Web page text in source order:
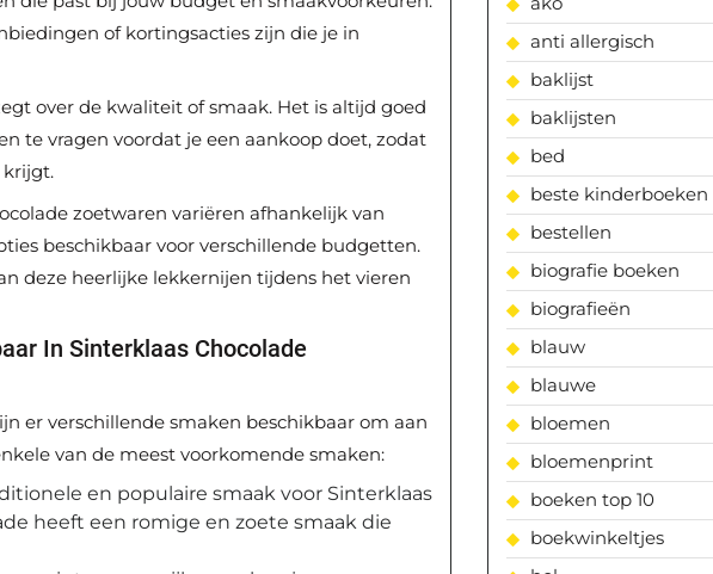
of kortingsacties zijn die je in
over de kwaliteit of smaak. Het is altijd goed
te vragen voordat je een aankoop doet, zodat
krijgt.
zoetwaren variëren afhankelijk van
beschikbaar voor verschillende budgetten.
deze heerlijke lekkernijen tijdens het vieren
In Sinterklaas Chocolade
er verschillende smaken beschikbaar om aan
van de meest voorkomende smaken:
en populaire smaak voor Sinterklaas
heeft een romige en zoete smaak die
anti allergisch
baklijst
baklijsten
bed
beste kinderboeken
bestellen
biografie boeken
biografieën
blauw
blauwe
bloemen
bloemenprint
boeken top 10
boekwinkeltjes